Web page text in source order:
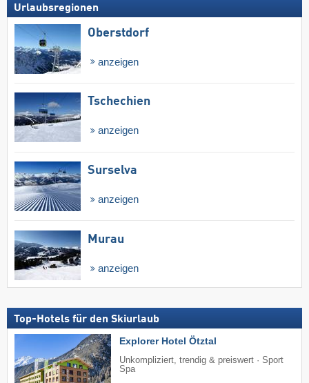
Urlaubsregionen
Oberstdorf
anzeigen
Tschechien
anzeigen
Surselva
anzeigen
Murau
anzeigen
Top-Hotels für den Skiurlaub
Explorer Hotel Ötztal
Unkompliziert, trendig & preiswert · Sport
Spa